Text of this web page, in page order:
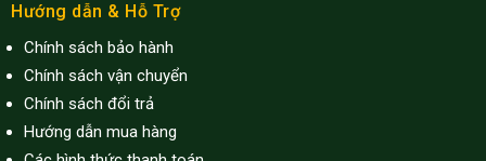
Hướng dẫn & Hỗ Trợ
Chính sách bảo hành
Chính sách vận chuyển
Chính sách đổi trả
Hướng dẫn mua hàng